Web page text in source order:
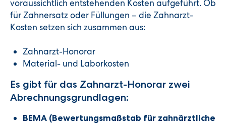
voraussichtlich entstehenden Kosten aufgeführt. Ob
für Zahnersatz oder Füllungen – die Zahnarzt-
Kosten setzen sich zusammen aus:
Zahnarzt-Honorar
Material- und Laborkosten
Es gibt für das Zahnarzt-Honorar zwei
Abrechnungsgrundlagen:
BEMA (Bewertungsmaßstab für zahnärztliche